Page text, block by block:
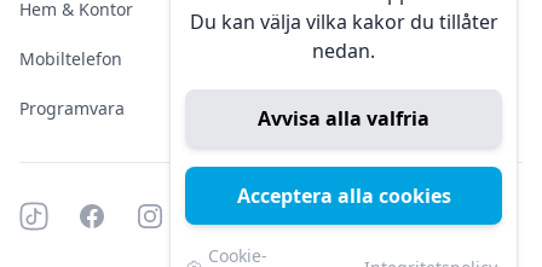
Du kan välja vilka kakor du tillåter
nedan.
Avvisa alla valfria
Acceptera alla cookies
Cookie-
Hem & Kontor
Mobiltelefon
Programvara
Konferens & Public Display
Sälja elektronik
Tiktok FacebookInstagram